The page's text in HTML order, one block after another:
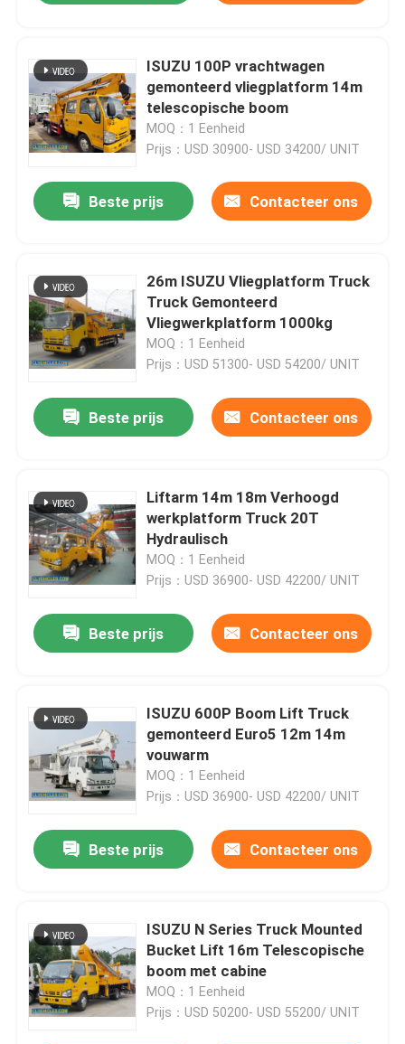
ISUZU 100P vrachtwagen
gemonteerd vliegplatform 14m
telescopische boom
MOQ：1 Eenheid
Prijs：USD 30900- USD 34200/ UNIT
Beste prijs Contacteer ons
26m ISUZU Vliegplatform Truck
Truck Gemonteerd
Vliegwerkplatform 1000kg
MOQ：1 Eenheid
Prijs：USD 51300- USD 54200/ UNIT
Beste prijs Contacteer ons
Liftarm 14m 18m Verhoogd
werkplatform Truck 20T
Hydraulisch
MOQ：1 Eenheid
Prijs：USD 36900- USD 42200/ UNIT
Beste prijs Contacteer ons
ISUZU 600P Boom Lift Truck
gemonteerd Euro5 12m 14m
vouwarm
MOQ：1 Eenheid
Prijs：USD 36900- USD 42200/ UNIT
Beste prijs Contacteer ons
ISUZU N Series Truck Mounted
Bucket Lift 16m Telescopische
boom met cabine
MOQ：1 Eenheid
Prijs：USD 50200- USD 55200/ UNIT